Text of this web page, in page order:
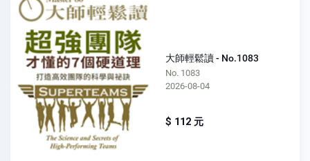
大師輕鬆讀 - No.1083
No. 1083
2026-08-04
$ 112 元